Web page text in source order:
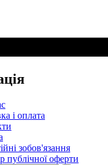
і оплата
зобов'язання
публічної оферти